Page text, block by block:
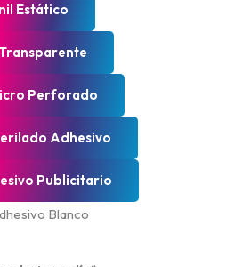
Estático
Perforado
Adhesivo
Publicitario
Blanco